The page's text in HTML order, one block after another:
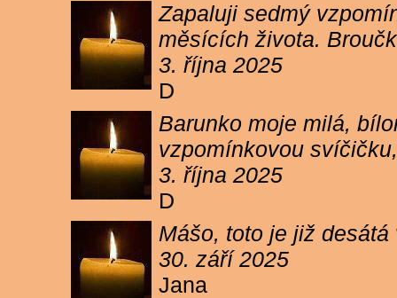
Zapaluji sedmý
měsících života.
3. října 2025
D
Barunko moje milá,
vzpomínkovou
3. října 2025
D
Mášo, toto je již
30. září 2025
Jana